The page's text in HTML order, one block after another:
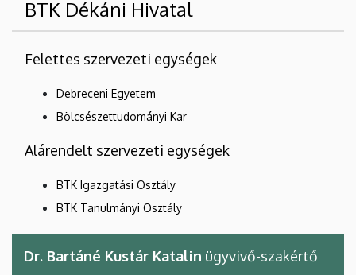
BTK Dékáni Hivatal
Felettes szervezeti egységek
Debreceni Egyetem
Bölcsészettudományi Kar
Alárendelt szervezeti egységek
BTK Igazgatási Osztály
BTK Tanulmányi Osztály
Dr. Bartáné Kustár Katalin ügyvivő-szakértő